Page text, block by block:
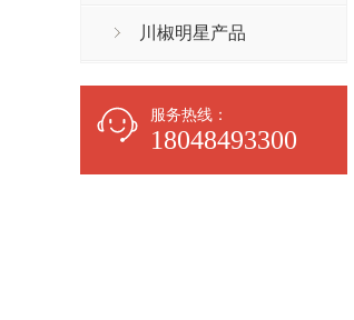
川椒明星产品
服务热线：
18048493300